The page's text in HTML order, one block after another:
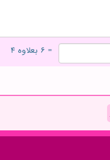
= ۶ بعلاوه ۴